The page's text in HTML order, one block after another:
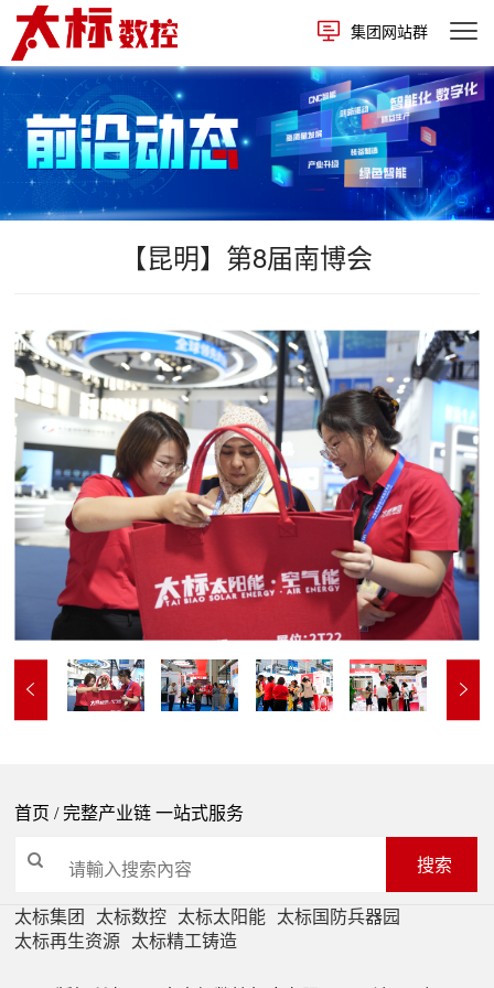
集团网站群
【昆明】第8届南博会
 
首页 / 完整产业链 一站式服务
搜索
太标集团 太标数控 太标太阳能 太标国防兵器园
太标再生资源 太标精工铸造